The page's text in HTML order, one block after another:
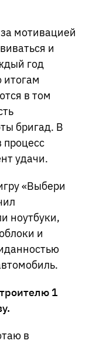
обработки
мотивацией
и
год
итогам
в том
бригад. В
процесс
удачи.
«Выбери
ноутбуки,
и
1
в